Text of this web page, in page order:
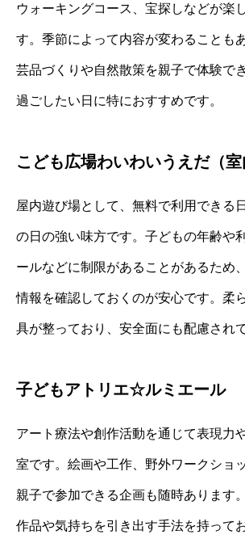
ウォーキングコース、宝探しなどが楽
す。季節によって内容が変わることも
芸品づくりや自然散策を親子で体験で
過ごしたい日に特におすすめです。
こども広場わいわいうえだ（室
屋内遊び場として、無料で利用できる
の日の強い味方です。子どもの年齢や
ールなどに制限があることがあるため
情報を確認しておくのが安心です。柔
具が整っており、安全面にも配慮され
子どもアトリエ☆ルミエール
アート療法や創作活動を通じて表現力
室です。絵画や工作、野外ワークショ
親子で参加できる企画も随時あります
作品や気持ちを引き出す手法を持って